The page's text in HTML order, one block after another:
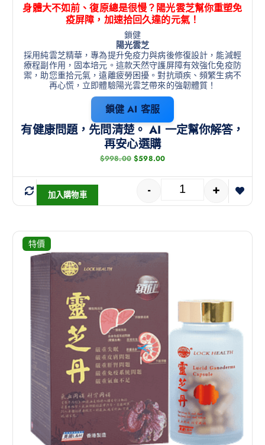
身體大不如前、復原總是很慢？陽光雲芝幫你重塑免
疫屏障，加速拾回久違的元氣！
鎖健
陽光雲芝
採用純雲芝精華，專為提升免疫力與病後修復設計，能減輕
療程副作用，固本培元。這款天然守護屏障有效強化免疫防
禦，助您重拾元氣，遠離疲勞困擾。對抗頑疾、頻繁生病不
再心慌，立即體驗陽光雲芝帶來的強韌體質！
鎖健 AI 客服
有健康問題，先問清楚。 AI 一定幫你解答，
再安心選購
$998.00 $598.00
- +
加入購物車
特價